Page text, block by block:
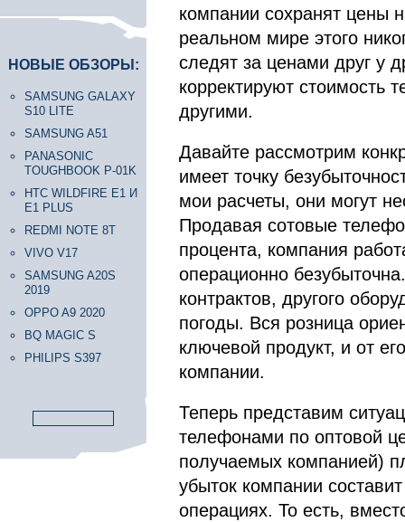
НОВЫЕ ОБЗОРЫ:
SAMSUNG GALAXY
S10 LITE
SAMSUNG A51
PANASONIC
TOUGHBOOK P-01K
HTC WILDFIRE E1 И
E1 PLUS
REDMI NOTE 8T
VIVO V17
SAMSUNG A20S
2019
OPPO A9 2020
BQ MAGIC S
PHILIPS S397
компании сохранят цены
реальном мире этого
следят за ценами друг у
корректируют стоимость
другими.
Давайте рассмотрим
имеет точку
мои расчеты, они могут
Продавая сотовые
процента, компания
операционно
контрактов, другого
погоды. Вся розница
ключевой продукт, и от
компании.
Теперь представим
телефонами по оптовой
получаемых компанией)
убыток компании
операциях. То есть,